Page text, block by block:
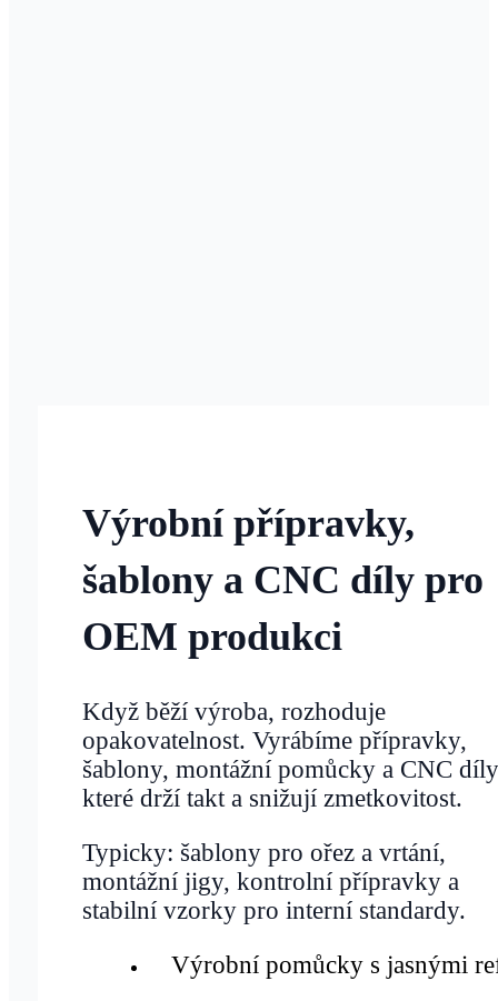
Výrobní přípravky,
šablony a CNC díly pro
OEM produkci
Když běží výroba, rozhoduje
opakovatelnost. Vyrábíme přípravky,
šablony, montážní pomůcky a CNC
které drží takt a snižují zmetkovitost.
Typicky: šablony pro ořez a vrtání,
montážní jigy, kontrolní přípravky a
stabilní vzorky pro interní standardy.
Výrobní pomůcky s jasnými